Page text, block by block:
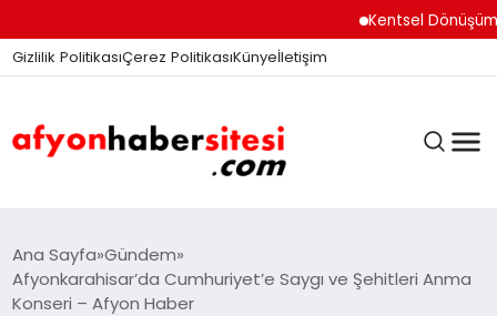
Kentsel Dönüşüm Ofisi
Gizlilik PolitikasıÇerez PolitikasıKünyeİletişim
ANASAYFA
Ana Sayfa Gündem
Afyonkarahisar’da Cumhuriyet’e Saygı ve Şehitleri Anma
Konseri – Afyon Haber